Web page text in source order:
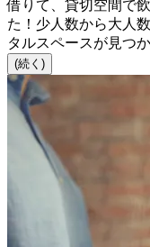
借りて、貸切空間で
た！少人数から大人
タルスペースが見つ
(続く)